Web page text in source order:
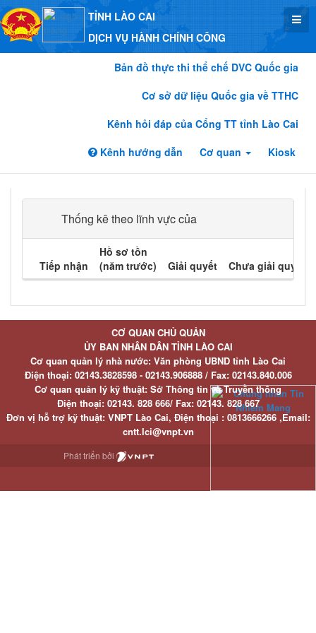
TỈNH LÀO CAI
DỊCH VỤ HÀNH CHÍNH CÔNG
Bản đồ thực thi thể chế DVC Quốc gia
Cơ sở dữ liệu Quốc gia về TTHC
Kênh hỏi đáp của Cổng TT tỉnh Lào Cai
Kênh hướng dẫn
Cơ quan Kiosk
Thống kê theo lĩnh vực của
Tiếp nhận
Hồ sơ tồn
(năm trước)
Giải quyết Chưa giải quyết
CƠ QUAN CHỦ QUẢN
ỦY BAN NHÂN DÂN TỈNH LÀO CAI
Cơ quan quản lý nhà nước: Văn phòng UBND tỉnh Lào Cai
Điện thoại:02143.3828598 - 02143.906888 / Fax:02143.840.006
Cơ quan quản lý kỹ thuật: Sở Thông tin và Truyền thông
Điện thoại:02143. 828 666/ Fax:02143. 828 667
Đơn vị hỗ trợ kỹ thuật: VNPT Lào Cai, Điện thoại : 0813666266 ,Email:
cntt.lci@vnpt.vn
Phát triển bởi